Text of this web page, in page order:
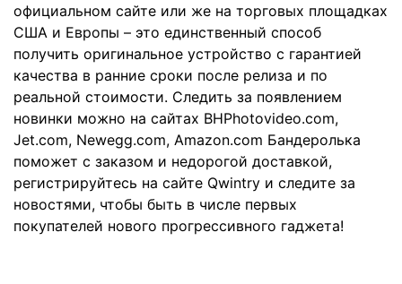
официальном сайте или же на торговых площадках
США и Европы – это единственный способ
получить оригинальное устройство с гарантией
качества в ранние сроки после релиза и по
реальной стоимости. Следить за появлением
новинки можно на сайтах BHPhotovideo.com,
Jet.com, Newegg.com, Amazon.com Бандеролька
поможет с заказом и недорогой доставкой,
регистрируйтесь на сайте Qwintry и следите за
новостями, чтобы быть в числе первых
покупателей нового прогрессивного гаджета!